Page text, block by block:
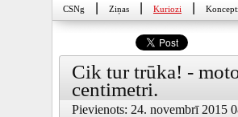
CSNg Ziņas Kuriozi Koncepti
Cik tur trūka! -
centimetri.
Pievienots: 24. novembrī 2015